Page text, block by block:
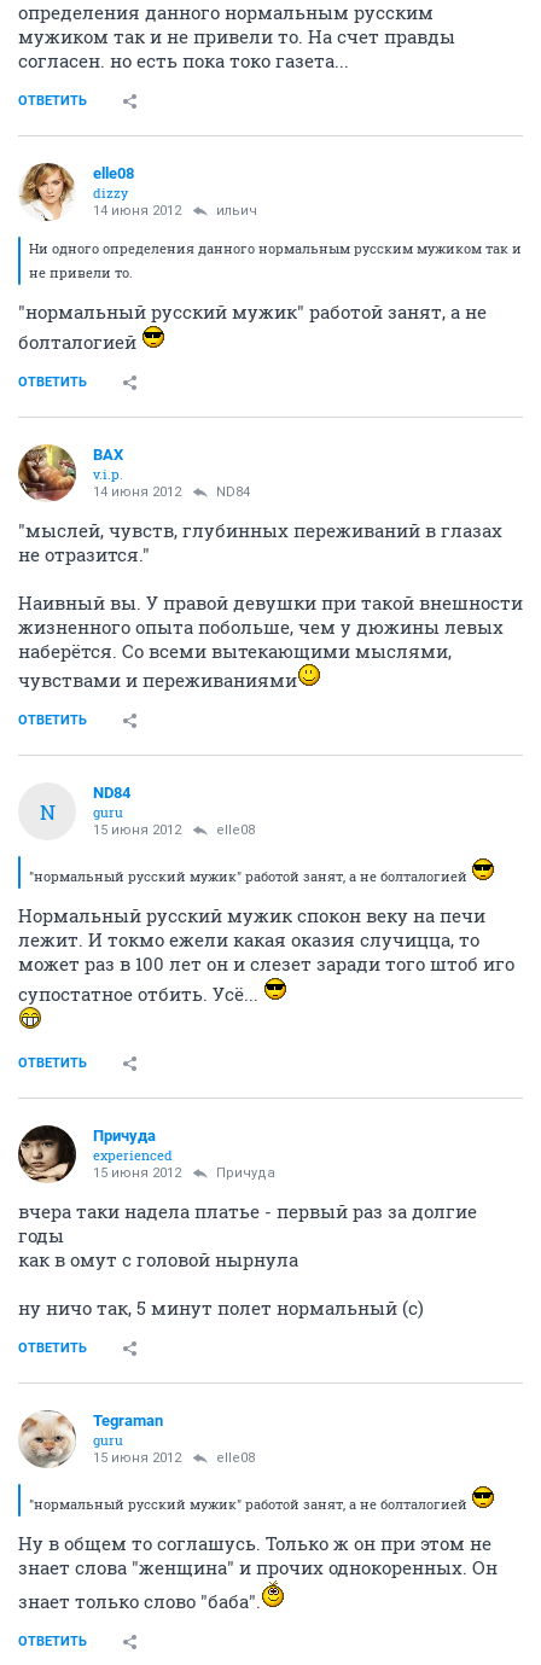
определения данного нормальным русским
мужиком так и не привели то. На счет правды
согласен. но есть пока токо газета...
ОТВЕТИТЬ
elle08
dizzy
14 июня 2012 ильич
Ни одного определения данного нормальным русским мужиком так и
не привели то.
"нормальный русский мужик" работой занят, а не
болталогией
ОТВЕТИТЬ
ВАХ
v.i.p.
14 июня 2012 ND84
"мыслей, чувств, глубинных переживаний в глазах
не отразится."
Наивный вы. У правой девушки при такой внешности
жизненного опыта побольше, чем у дюжины левых
наберётся. Со всеми вытекающими мыслями,
чувствами и переживаниями
ОТВЕТИТЬ
N
ND84
guru
15 июня 2012 elle08
"нормальный русский мужик" работой занят, а не болталогией
Нормальный русский мужик спокон веку на печи
лежит. И токмо ежели какая оказия случицца, то
может раз в 100 лет он и слезет заради того штоб иго
супостатное отбить. Усё...
ОТВЕТИТЬ
Причуда
experienced
15 июня 2012 Причуда
вчера таки надела платье - первый раз за долгие
годы
как в омут с головой нырнула
ну ничо так, 5 минут полет нормальный (с)
ОТВЕТИТЬ
Tegraman
guru
15 июня 2012 elle08
"нормальный русский мужик" работой занят, а не болталогией
Ну в общем то соглашусь. Только ж он при этом не
знает слова "женщина" и прочих однокоренных. Он
знает только слово "баба".
ОТВЕТИТЬ